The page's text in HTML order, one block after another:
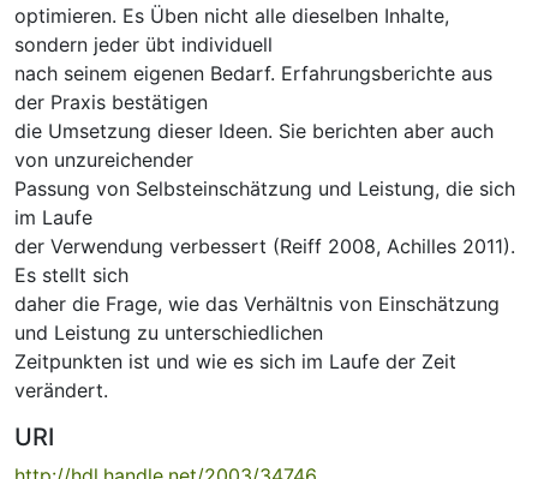
optimieren. Es Üben nicht alle dieselben Inhalte,
sondern jeder übt individuell
nach seinem eigenen Bedarf. Erfahrungsberichte aus
der Praxis bestätigen
die Umsetzung dieser Ideen. Sie berichten aber auch
von unzureichender
Passung von Selbsteinschätzung und Leistung, die sich
im Laufe
der Verwendung verbessert (Reiff 2008, Achilles 2011).
Es stellt sich
daher die Frage, wie das Verhältnis von Einschätzung
und Leistung zu unterschiedlichen
Zeitpunkten ist und wie es sich im Laufe der Zeit
verändert.
URI